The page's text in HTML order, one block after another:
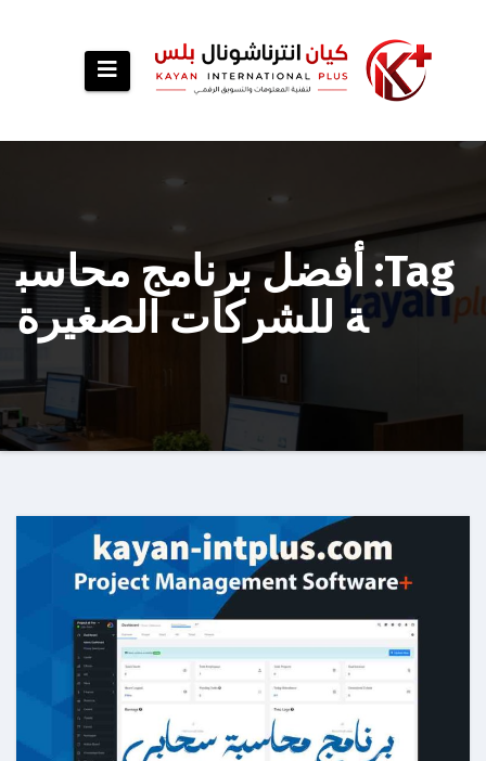
Tag: أفضل برنامج محاسب
ة للشركات الصغيرة